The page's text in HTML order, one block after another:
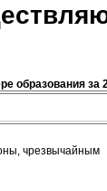
образования за
чрезвычайным